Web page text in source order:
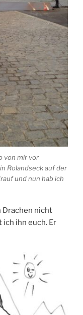
von mir vor
Rolandseck auf der
und nun hab ich
Drachen nicht
ich ihn euch. Er